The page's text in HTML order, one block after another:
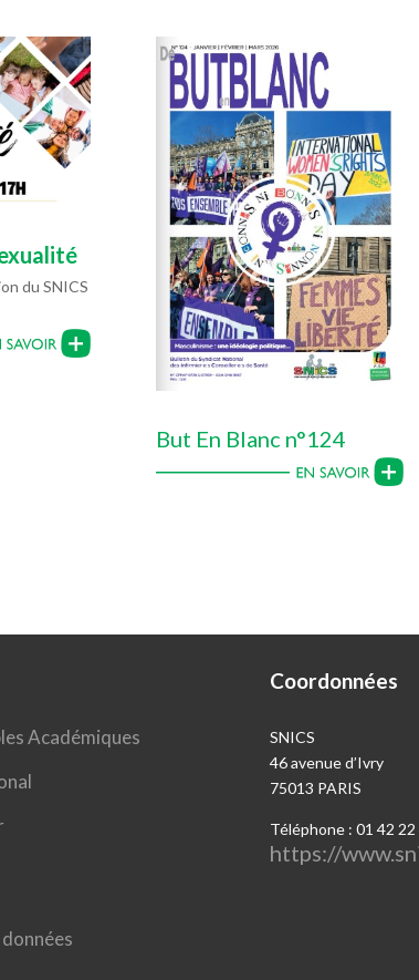
du SNICS
But En Blanc n°124
Académiques
Coordonnées
SNICS
46 avenue d’Ivry
75013 PARIS
Téléphone : 01 42 22
https://